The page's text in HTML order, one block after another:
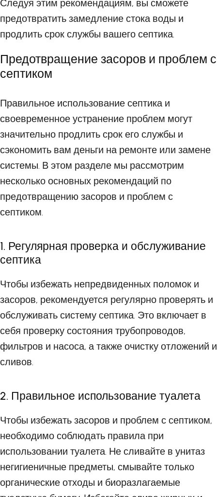
Следуя этим рекомендациям, вы сможете
предотвратить замедление стока воды и
продлить срок службы вашего септика.
Предотвращение засоров и проблем с
септиком
Правильное использование септика и
своевременное устранение проблем могут
значительно продлить срок его службы и
сэкономить вам деньги на ремонте или замене
системы. В этом разделе мы рассмотрим
несколько основных рекомендаций по
предотвращению засоров и проблем с
септиком.
1. Регулярная проверка и обслуживание
септика
Чтобы избежать непредвиденных поломок и
засоров, рекомендуется регулярно проверять и
обслуживать систему септика. Это включает в
себя проверку состояния трубопроводов,
фильтров и насоса, а также очистку отложений и
сливов.
2. Правильное использование туалета
Чтобы избежать засоров и проблем с септиком,
необходимо соблюдать правила при
использовании туалета. Не сливайте в унитаз
негигиеничные предметы, смывайте только
органические отходы и биоразлагаемые